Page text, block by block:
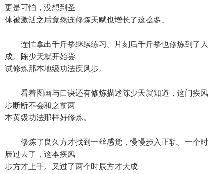
更是可怕，没想到圣
体被激活之后竟然连修炼天赋也增长了这么多。
连忙拿出千斤拳继续练习。片刻后千斤拳也修炼到了大
成。陈少天就开始尝
试修炼那本地级功法疾风步。
看着图画与口诀还有修炼描述陈少天就知道，这门疾风
步断断不会和之前两
本黄级功法那样好修炼。
修炼了良久方才找到一丝感觉，慢慢步入正轨。一个时
辰过去了，这本疾风
步方才上手。又过了两个时辰方才大成